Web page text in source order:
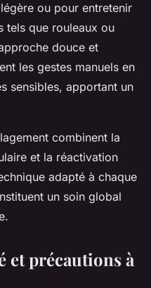
ou pour entretenir
tels que rouleaux ou
douce et
les gestes manuels en
sensibles, apportant un
combinent la
et la réactivation
adapté à chaque
un soin global
et précautions à